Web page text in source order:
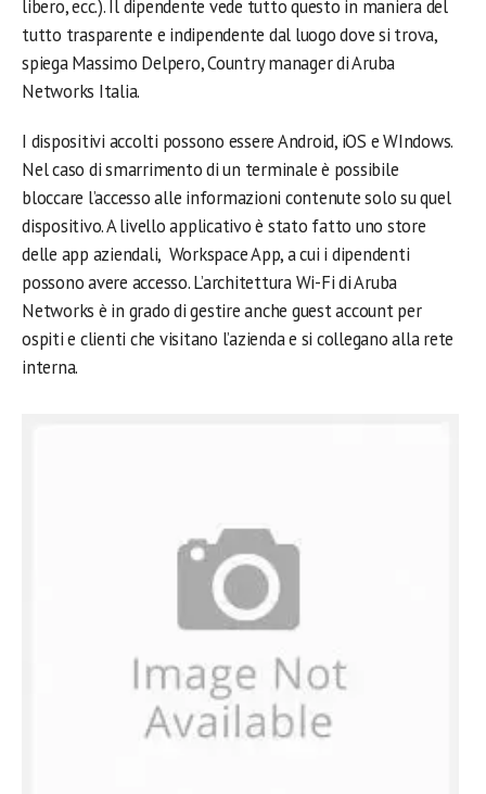
libero, ecc.). Il dipendente vede tutto questo in maniera del
tutto trasparente e indipendente dal luogo dove si trova,
spiega Massimo Delpero, Country manager di Aruba
Networks Italia.
I dispositivi accolti possono essere Android, iOS e WIndows.
Nel caso di smarrimento di un terminale è possibile
bloccare l’accesso alle informazioni contenute solo su quel
dispositivo. A livello applicativo è stato fatto uno store
delle app aziendali, Workspace App, a cui i dipendenti
possono avere accesso. L’architettura Wi-Fi di Aruba
Networks è in grado di gestire anche guest account per
ospiti e clienti che visitano l’azienda e si collegano alla rete
interna.